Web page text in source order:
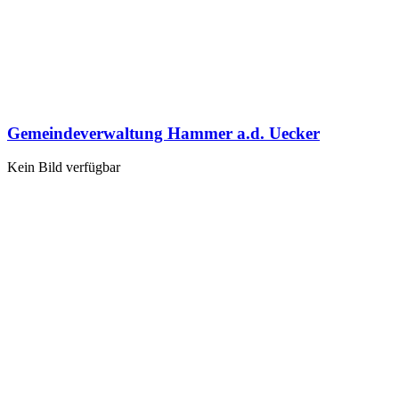
Gemeindeverwaltung Hammer a.d. Uecker
Kein Bild verfügbar